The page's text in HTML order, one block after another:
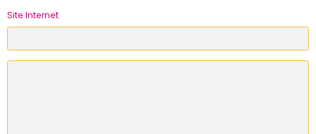
Site Internet